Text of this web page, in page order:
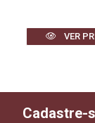
VER
Cadastre-